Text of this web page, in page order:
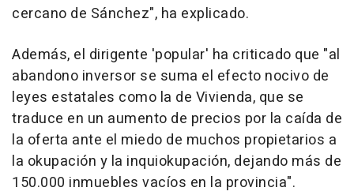
cercano de Sánchez", ha explicado.
Además, el dirigente 'popular' ha criticado que "al
abandono inversor se suma el efecto nocivo de
leyes estatales como la de Vivienda, que se
traduce en un aumento de precios por la caída de
la oferta ante el miedo de muchos propietarios a
la okupación y la inquiokupación, dejando más de
150.000 inmuebles vacíos en la provincia".